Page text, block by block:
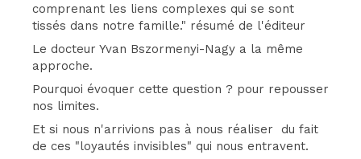
comprenant les liens complexes qui se sont
tissés dans notre famille." résumé de l'éditeur
Le docteur Yvan Bszormenyi-Nagy a la même
approche.
Pourquoi évoquer cette question ? pour repousser
nos limites.
Et si nous n'arrivions pas à nous réaliser du fait
de ces "loyautés invisibles" qui nous entravent.